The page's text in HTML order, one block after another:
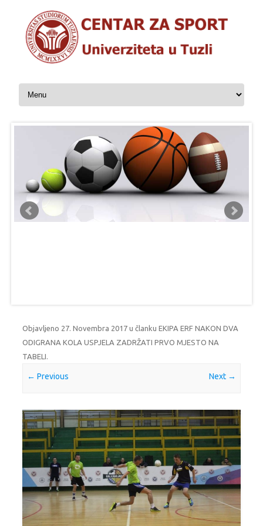
Skip to content
Objavljeno 27. Novembra 2017 u članku EKIPA ERF NAKON DVA
ODIGRANA KOLA USPJELA ZADRŽATI PRVO MJESTO NA
TABELI
← Previous Next →